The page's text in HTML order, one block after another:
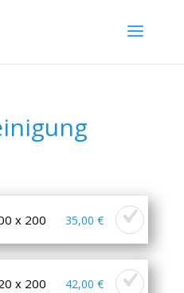
x 200 35,00 €
x 200 42,00 €